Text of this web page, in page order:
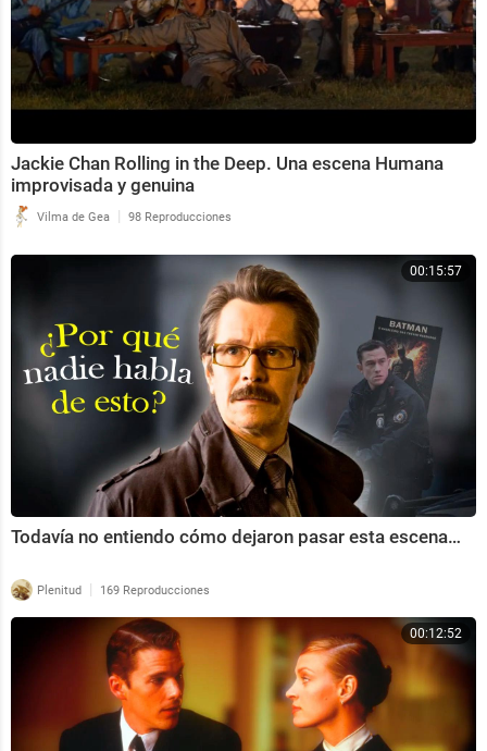
Jackie Chan Rolling in the Deep. Una escena Humana
improvisada y genuina
Vilma de Gea | 98 Reproducciones
00:15:57
Todavía no entiendo cómo dejaron pasar esta escena…
Plenitud | 169 Reproducciones
00:12:52